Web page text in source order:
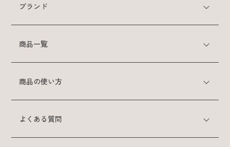
ブランド
商品一覧
商品の使い方
よくある質問